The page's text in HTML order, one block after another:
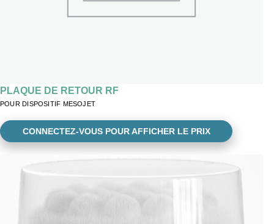
PLAQUE DE RETOUR RF
POUR DISPOSITIF MESOJET
CONNECTEZ-VOUS POUR AFFICHER LE PRIX